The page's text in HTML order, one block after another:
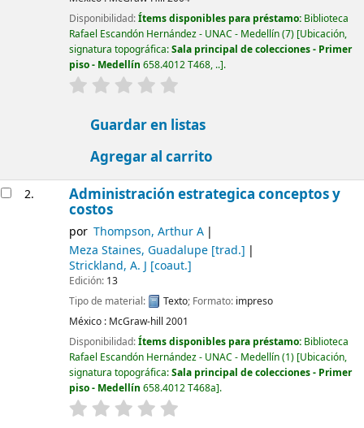
Disponibilidad:Ítems disponibles para préstamo: Biblioteca
Rafael Escandón Hernández - UNAC - Medellín(7) Ubicación,
signatura topográfica:Sala principal de colecciones - Primer
piso - Medellín 658.4012 T468, .. .
valoración
Guardar en listas
Agregar al carrito
2. Administración estrategica conceptos y
costos
por Thompson, Arthur A
Meza Staines, Guadalupe[trad.]
Strickland, A. J [coaut.]
Edición: 13
Tipo de material:
Texto; Formato: impreso
México : McGraw-hill 2001
Disponibilidad:Ítems disponibles para préstamo: Biblioteca
Rafael Escandón Hernández - UNAC - Medellín(1) Ubicación,
signatura topográfica:Sala principal de colecciones - Primer
piso - Medellín 658.4012 T468a .
valoración